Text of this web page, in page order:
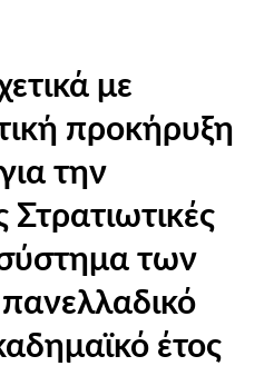
με
προκήρυξη
την
Στρατιωτικές
των
έτος